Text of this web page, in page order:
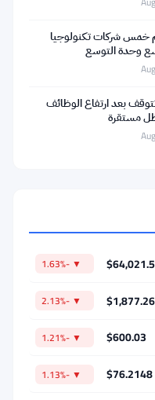
خمس شركات تكنولوجيا
وحدة التوسع
بعد ارتفاع الوظائف
مستقرة
▼ -1.63%
$1,877.26
▼ -2.13%
$600.03
▼ -1.21%
$76.2148
▼ -1.13%